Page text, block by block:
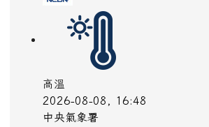
高溫
2026-08-08, 16:48
中央氣象署